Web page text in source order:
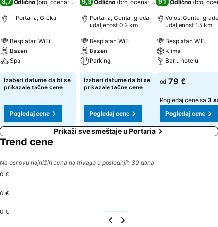
8,7 Odlično (broj ocena: 2.230)
Portaria, Grčka
Besplatan WiFi
Bazen
Spa
Izaberi datume da bi se
prikazale tačne cene
Pogledaj cene
9,3 Odlično (broj ocena: 1.427)
Portaria, Centar grada:
udaljenost 0.2 km
Besplatan WiFi
Bazen
Parking
Izaberi datume da bi se
prikazale tačne cene
Pogledaj cene
9,1 Odlično (broj
Volos, Centar
udaljenost 1.5 km
Besplatan WiFi
Klima
Bar u hotelu
od 79 €
Pogledaj cene sa 3
Pogledaj cene
Prikaži sve smeštaje u Portaria
Trend cene
Na osnovu najnižih cena na trivago u poslednjih 30 dana
0 €
0 €
0 €